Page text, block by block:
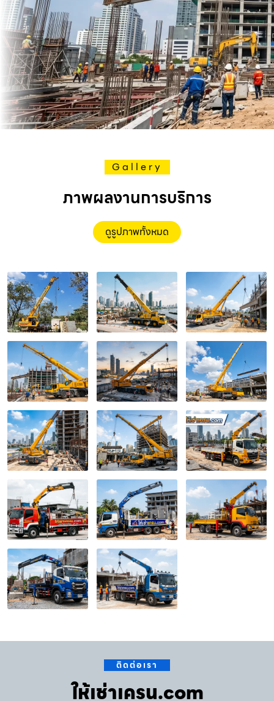
Gallery
ภาพผลงานการบริการ
ดูรูปภาพทั้งหมด
ติดต่อเรา
ให้เช่าเครน.com